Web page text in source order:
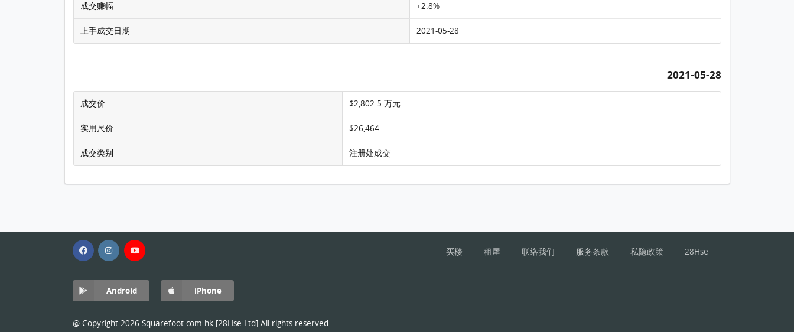
成交赚幅 +2.8%
上手成交日期 2021-05-28
2021-05-28
成交价 $2,802.5 万元
实用尺价 $26,464
成交类别 注册处成交
买楼 租屋 联络我们 服务条款 私隐政策 28Hse
Android iPhone
@ Copyright 2026 Squarefoot.com.hk [28Hse Ltd] All rights reserved.